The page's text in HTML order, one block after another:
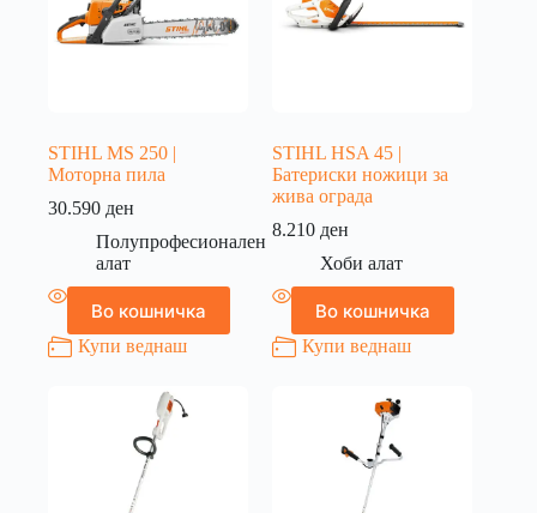
STIHL MS 250 |
Моторна пила
30.590 ден
Полупрофесионален
алат
Во кошничка
Купи веднаш
STIHL HSA 45 |
Батериски ножици за
жива ограда
8.210 ден
Хоби алат
Во кошничка
Купи веднаш